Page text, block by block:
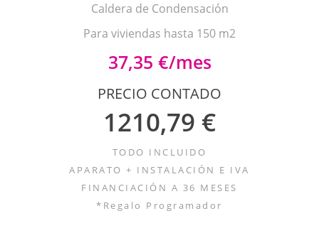
Caldera de Condensación
Para viviendas hasta 150 m2
37,35 €/mes
PRECIO CONTADO
1210,79 €
TODO INCLUIDO
APARATO + INSTALACIÓN E IVA
FINANCIACIÓN A 36 MESES
*Regalo Programador